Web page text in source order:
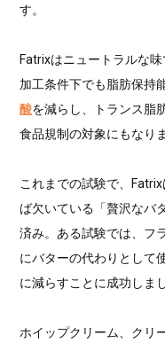
す。
Fatrixはニュートラルな
加工条件下でも脂肪保持
酸を減らし、トランス脂
食品規制の対象にもなり
これまでの試験で、
ば欠いている「贅沢なバ
済み。ある試験では、フ
にバターの代わりとして
に減らすことに成功しま
ホイップクリーム、クリ